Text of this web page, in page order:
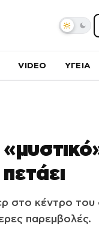
VIDEO ΥΓΕΙΑ
κέντρο του
παρεμβολές.